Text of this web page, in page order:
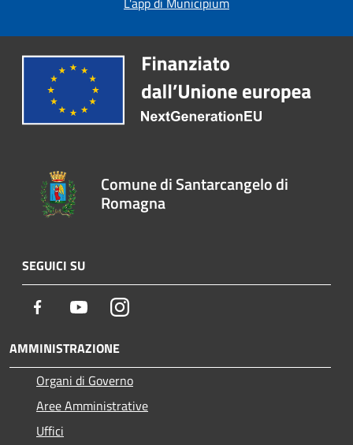
Comune di Santarcangelo di
Romagna
SEGUICI SU
Facebook YoutubeInstagram
AMMINISTRAZIONE
Organi di Governo
Aree Amministrative
Uffici